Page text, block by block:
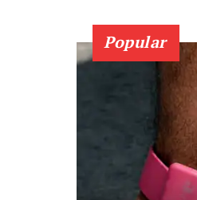
Popular